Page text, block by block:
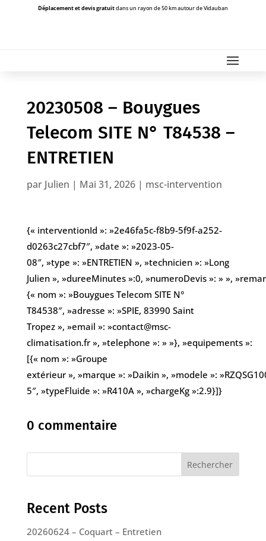
Déplacement et devis gratuitdans un rayon de 50 km autour de Vidauban
20230508 – Bouygues
Telecom SITE N° T84538 –
ENTRETIEN
par Julien | Mai 31, 2026| msc-intervention
{« interventionId »: »2e46fa5c-f8b9-5f9f-a252-
d0263c27cbf7″, »date »: »2023-05-
08″, »type »: »ENTRETIEN », »technicien »: »Long
Julien », »dureeMinutes »:0, »numeroDevis »: » »,
{« nom »: »Bouygues Telecom SITE N°
T84538″, »adresse »: »SPIE, 83990 Saint
Tropez », »email »: »contact@msc-
climatisation.fr », »telephone »: » »}, »equipements »:
[{« nom »: »Groupe
extérieur », »marque »: »Daikin », »modele »:
5″, »typeFluide »: »R410A », »chargeKg »:2.9}]}
0 commentaire
Rechercher
Recent Posts
20260624 – Coquart – Entretien